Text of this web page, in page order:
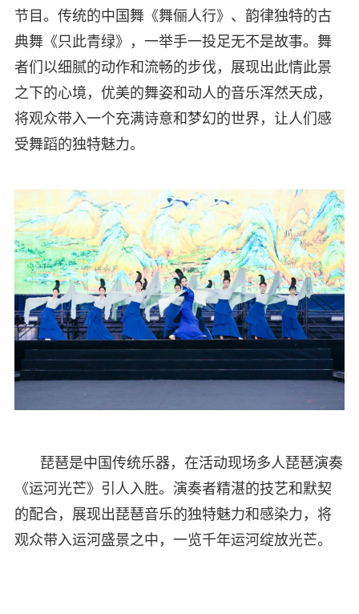
节目。传统的中国舞《舞俪人行》、韵律独特的古
典舞《只此青绿》，一举手一投足无不是故事。舞
者们以细腻的动作和流畅的步伐，展现出此情此景
之下的心境，优美的舞姿和动人的音乐浑然天成，
将观众带入一个充满诗意和梦幻的世界，让人们感
受舞蹈的独特魅力。
琵琶是中国传统乐器，在活动现场多人琵琶演奏
《运河光芒》引人入胜。演奏者精湛的技艺和默契
的配合，展现出琵琶音乐的独特魅力和感染力，将
观众带入运河盛景之中，一览千年运河绽放光芒。